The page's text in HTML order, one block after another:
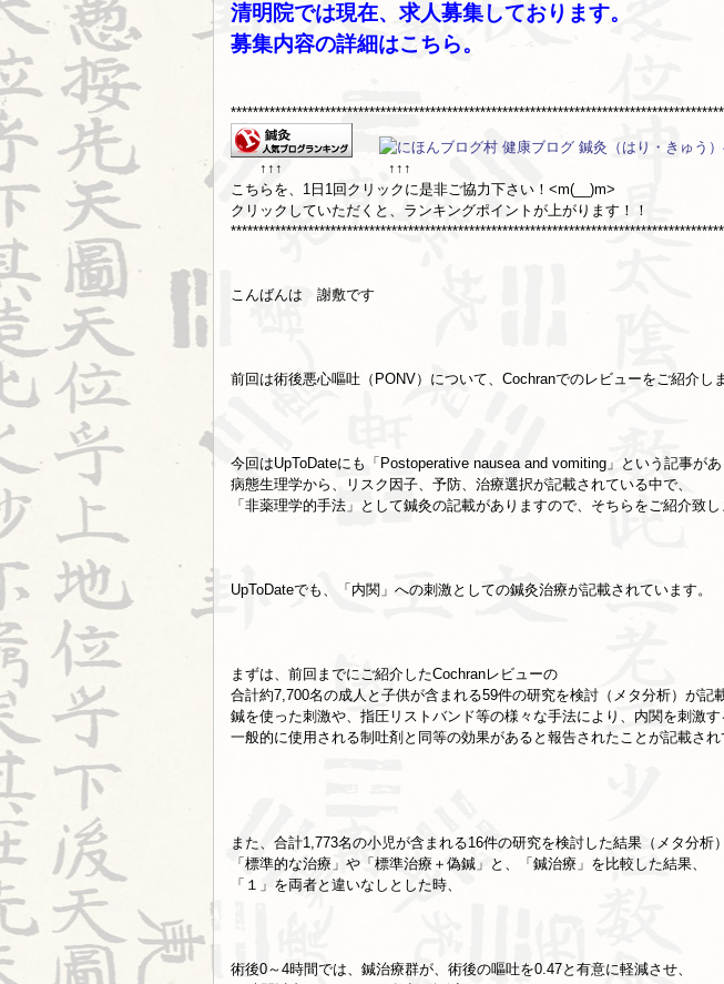
清明院では現在、求人募集しております。
募集内容の詳細はこちら。
↑↑↑ ↑↑↑
こちらを、1日1回クリックに是非ご協力下さい！<m(__)m>
クリックしていただくと、ランキングポイントが上がります！！
こんばんは 謝敷です
前回は術後悪心嘔吐（PONV）について、Cochranでのレビューをご紹介し
今回はUpToDateにも「Postoperative nausea and vomiting」という記事があ
病態生理学から、リスク因子、予防、治療選択が記載されている中で、
「非薬理学的手法」として鍼灸の記載がありますので、そちらをご紹介致し
UpToDateでも、「内関」への刺激としての鍼灸治療が記載されています。
まずは、前回までにご紹介したCochranレビューの
合計約7,700名の成人と子供が含まれる59件の研究を検討（メタ分析）が記
鍼を使った刺激や、指圧リストバンド等の様々な手法により、内関を刺激す
一般的に使用される制吐剤と同等の効果があると報告されたことが記載され
また、合計1,773名の小児が含まれる16件の研究を検討した結果（メタ分析
「標準的な治療」や「標準治療＋偽鍼」と、「鍼治療」を比較した結果、
「１」を両者と違いなしとした時、
術後0～4時間では、鍼治療群が、術後の嘔吐を0.47と有意に軽減させ、